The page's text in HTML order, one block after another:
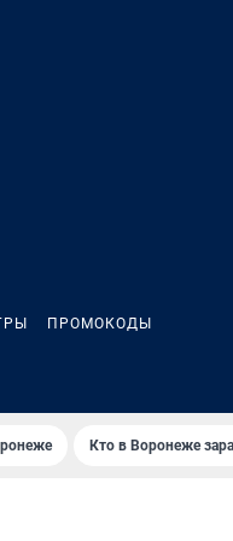
ПРОМОКОДЫ
Кто в Воронеже